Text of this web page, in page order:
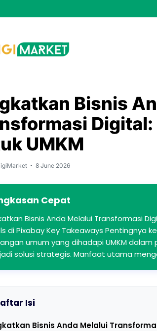
Bisnis
Digital:
UMKM
8 June 2026
Cepat
Bisnis Anda Melalui Transformasi
di Pixabay Key Takeaways Pentingnya
umum yang dihadapi UMKM
solusi strategis. Manfaat utama
Isi
Bisnis Anda Melalui